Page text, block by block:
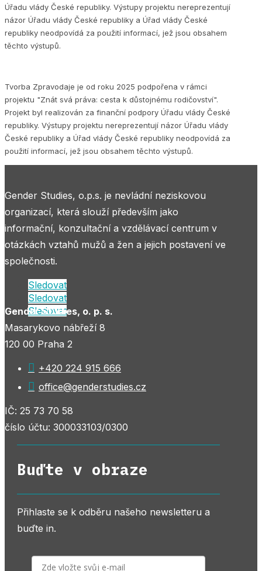
Úřadu vlády České republiky. Výstupy projektu nereprezentují
názor Úřadu vlády České republiky a Úřad vlády České
republiky neodpovídá za použití informací, jež jsou obsahem
těchto výstupů.
Tvorba Zpravodaje je od roku 2025 podpořena v rámci
projektu "Znát svá práva: cesta k důstojnému rodičovství".
Projekt byl realizován za finanční podpory Úřadu vlády České
republiky. Výstupy projektu nereprezentují názor Úřadu vlády
České republiky a Úřad vlády České republiky neodpovídá za
použití informací, jež jsou obsahem těchto výstupů.
Gender Studies, o.p.s. je nevládní neziskovou
organizací, která slouží především jako
informační, konzultační a vzdělávací centrum v
otázkách vztahů mužů a žen a jejich postavení ve
společnosti.
Sledovat
Sledovat
Sledovat
Gender Studies, o. p. s.
Masarykovo nábřeží 8
120 00 Praha 2
 +420 224 915 666
 office@genderstudies.cz
IČ: 25 73 70 58
číslo účtu: 300033103/0300
Buďte v obraze
Přihlaste se k odběru našeho newsletteru a
buďte in.